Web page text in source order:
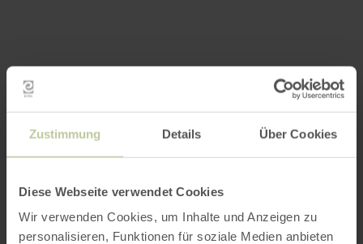
Zustimmung Details Über Cookies
Diese Webseite verwendet Cookies
Wir verwenden Cookies, um Inhalte und Anzeigen zu
personalisieren, Funktionen für soziale Medien anbieten